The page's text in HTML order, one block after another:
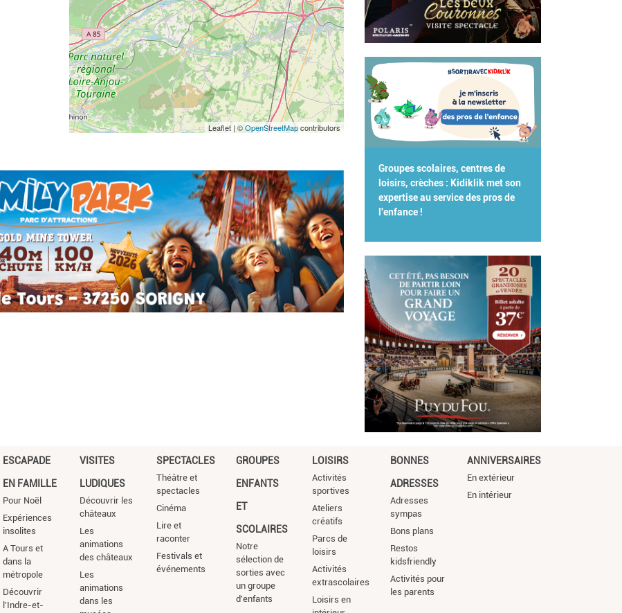
Leaflet | ©OpenStreetMapcontributors
Groupes scolaires, centres de
loisirs, crèches : Kidiklik met son
expertise au service des pros de
l'enfance !
ESCAPADE
EN FAMILLE
Pour Noël
Expériences
insolites
A Tours et
dans la
métropole
Découvrir
l'Indre-et-
VISITES
LUDIQUES
Découvrir les
châteaux
Les
animations
des châteaux
Les
animations
dans les
SPECTACLES
Théâtre et
spectacles
Cinéma
Lire et
raconter
Festivals et
événements
GROUPES
ENFANTS
ET
SCOLAIRES
Notre
sélection de
sorties avec
un groupe
d'enfants
LOISIRS
Activités
sportives
Ateliers
créatifs
Parcs de
loisirs
Activités
extrascolaires
Loisirs en
BONNES
ADRESSES
Adresses
sympas
Bons plans
Restos
kidsfriendly
Activités pour
les parents
ANNIVERSAIRES
En extérieur
En intérieur